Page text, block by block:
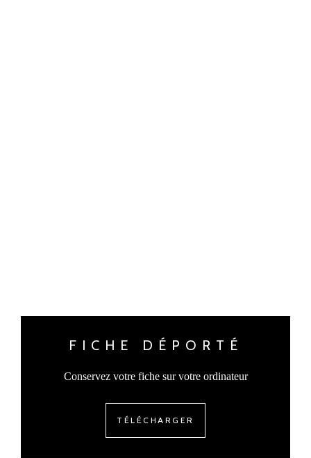
FICHE DÉPORTÉ
Conservez votre fiche sur votre ordinateur
TÉLÉCHARGER